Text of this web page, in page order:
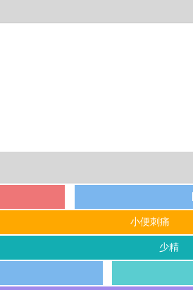
小便刺痛
少精